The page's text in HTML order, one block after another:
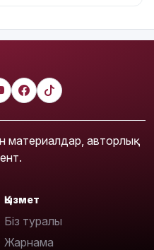
материалдар, авторлық
Қызмет
Біз туралы
Жарнама